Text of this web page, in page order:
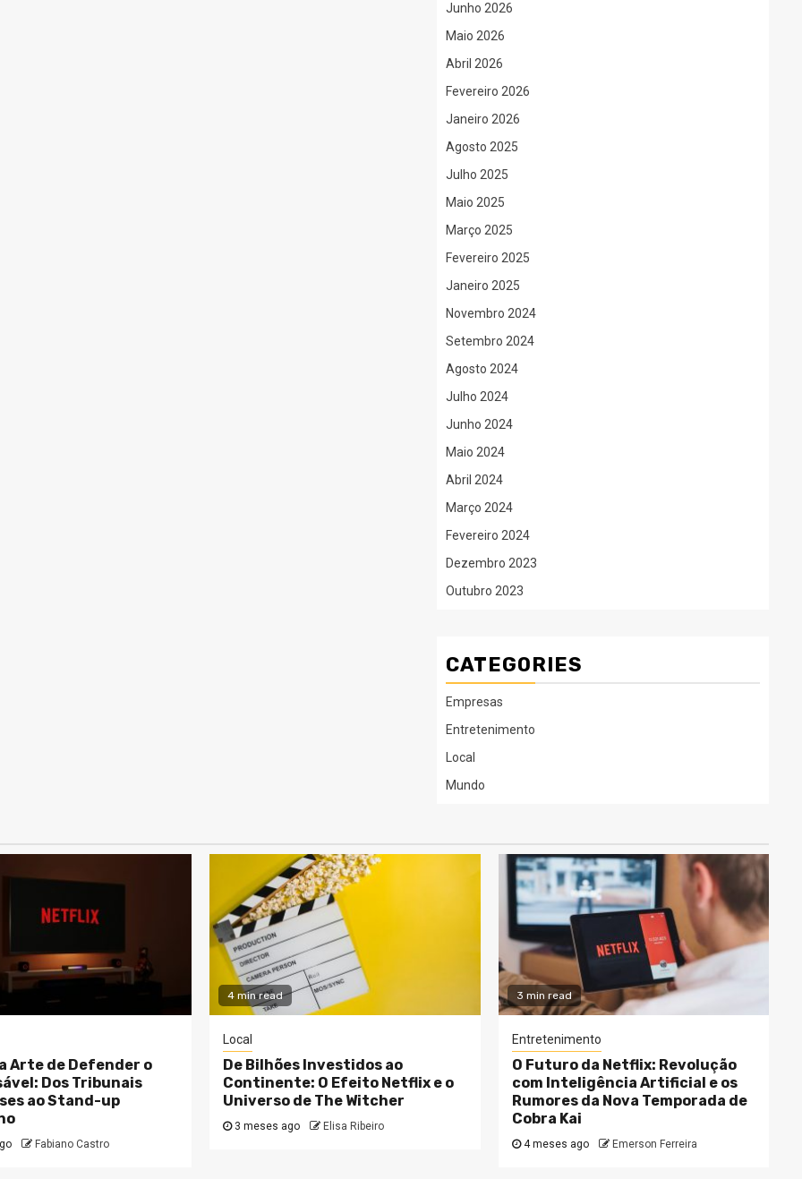
Junho 2026
Maio 2026
Abril 2026
Fevereiro 2026
Janeiro 2026
Agosto 2025
Julho 2025
Maio 2025
Março 2025
Fevereiro 2025
Janeiro 2025
Novembro 2024
Setembro 2024
Agosto 2024
Julho 2024
Junho 2024
Maio 2024
Abril 2024
Março 2024
Fevereiro 2024
Dezembro 2023
Outubro 2023
CATEGORIES
Empresas
Entretenimento
Local
Mundo
Arte de Defender o
Dos Tribunais
ao Stand-up
Fabiano Castro
4 min read
Local
De Bilhões Investidos ao
Continente: O Efeito Netflix e o
Universo de The Witcher
3 meses ago Elisa Ribeiro
3 min read
Entretenimento
O Futuro da Netflix: Revolução
com Inteligência Artificial e os
Rumores da Nova Temporada de
Cobra Kai
4 meses ago Emerson Ferreira